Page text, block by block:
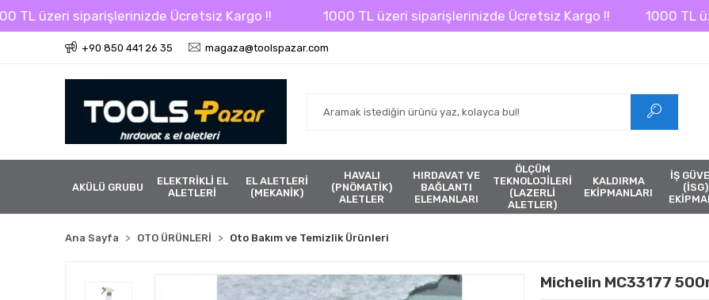
üzeri siparişlerinizde Ücretsiz Kargo !! 1000 TL üzeri siparişlerinizde Ücretsiz Kargo !! 1000 TL üzeri
+90 850 441 26 35 magaza@toolspazar.com
AKÜLÜ GRUBU
ELEKTRİKLİ EL
ALETLERİ
EL ALETLERİ
(MEKANİK)
HAVALI
(PNÖMATİK)
ALETLER
HIRDAVAT VE
BAĞLANTI
ELEMANLARI
ÖLÇÜM
TEKNOLOJİLERİ
(LAZERLİ
ALETLER)
KALDIRMA
EKİPMANLARI
İŞ
Ana Sayfa OTO ÜRÜNLERİ Oto Bakım ve Temizlik Ürünleri
Michelin MC33177